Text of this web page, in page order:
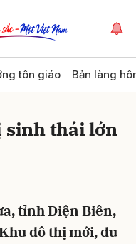
tôn giáo Bản làng
sinh thái lớn
tỉnh Điện Biên,
đô thị mới, du
Hủy Gửi